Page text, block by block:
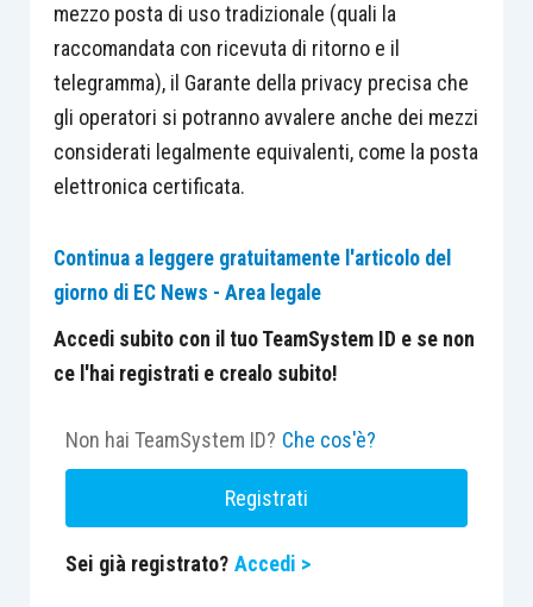
mezzo posta di uso tradizionale (quali la
raccomandata con ricevuta di ritorno e il
telegramma), il Garante della privacy precisa che
gli operatori si potranno avvalere anche dei mezzi
considerati legalmente equivalenti, come la posta
elettronica certificata.
Continua a leggere gratuitamente l'articolo del
giorno di EC News - Area legale
Accedi subito con il tuo TeamSystem ID e se non
ce l'hai registrati e crealo subito!
Non hai TeamSystem ID? Che cos'è?
Registrati
Sei già registrato? Accedi >